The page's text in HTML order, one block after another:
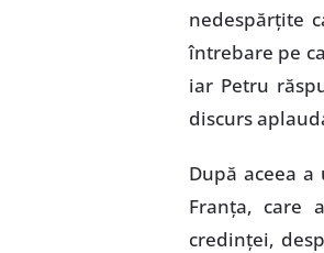
nedespărţite
întrebare pe
iar Petru
discurs
După aceea
Franţa, care
credinţei,